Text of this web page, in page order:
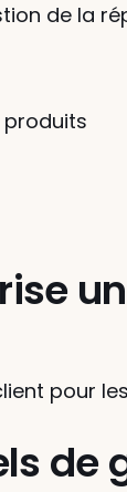
de la
produits
pour